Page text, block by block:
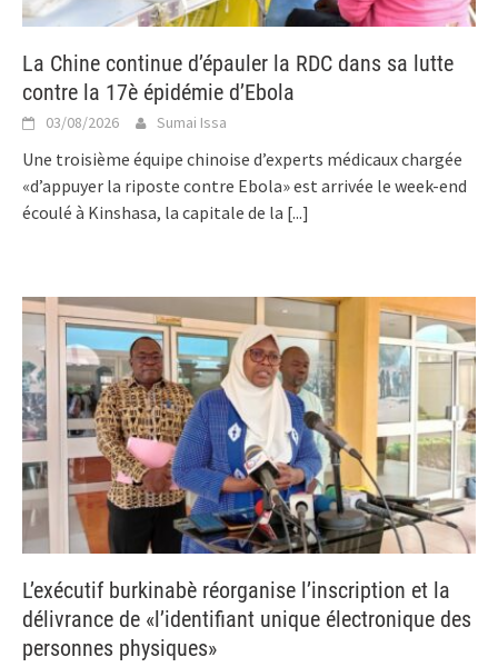
La Chine continue d’épauler la RDC dans sa lutte
contre la 17è épidémie d’Ebola
03/08/2026 Sumai Issa
Une troisième équipe chinoise d’experts médicaux chargée
«d’appuyer la riposte contre Ebola» est arrivée le week-end
écoulé à Kinshasa, la capitale de la [...]
L’exécutif burkinabè réorganise l’inscription et la
délivrance de «l’identifiant unique électronique des
personnes physiques»